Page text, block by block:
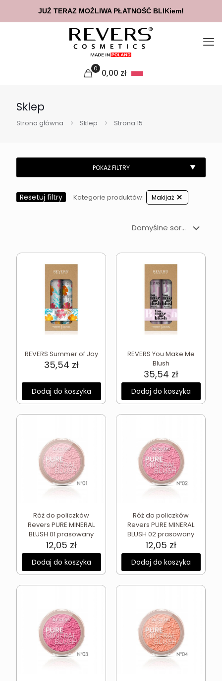
0 0,00 zł
Sklep
Strona główna Sklep Strona 15
Resetuj filtry Kategorie produktów: Makijaż
REVERS Summer of Joy
35,54 zł
Dodaj do koszyka
REVERS You Make Me
Blush
35,54 zł
Dodaj do koszyka
Róż do policzków
Revers PURE MINERAL
BLUSH 01 prasowany
12,05 zł
Dodaj do koszyka
Róż do policzków
Revers PURE MINERAL
BLUSH 02 prasowany
12,05 zł
Dodaj do koszyka
JUŻ TERAZ MOŻLIWA PŁATNOŚĆ BLIKiem!